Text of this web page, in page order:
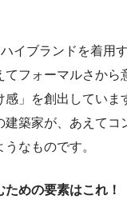
イブランドを着用
てフォーマルさから
感」を創出していま
建築家が、あえてコ
なものです。
ための要素はこれ！